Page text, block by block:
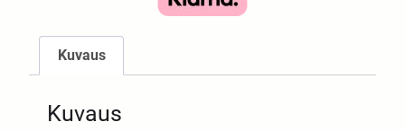
Kuvaus
Kuvaus